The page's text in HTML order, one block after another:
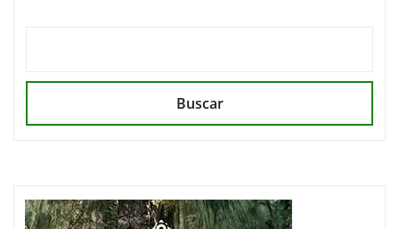
Buscar